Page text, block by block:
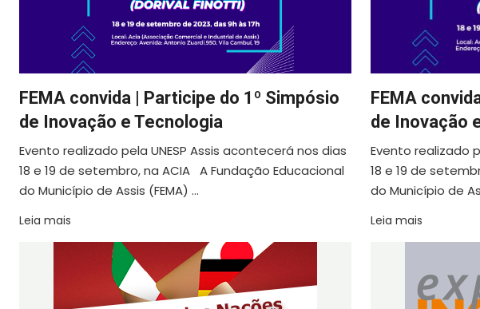
FEMA convida | Participe do 1º Simpósio
de Inovação e Tecnologia
Evento realizado pela UNESP Assis acontecerá nos dias
18 e 19 de setembro, na ACIA A Fundação Educacional
do Município de Assis (FEMA) ...
Leia mais
FEMA
de Inovação
Evento realizado
18 e 19 de
do Município de
Leia mais